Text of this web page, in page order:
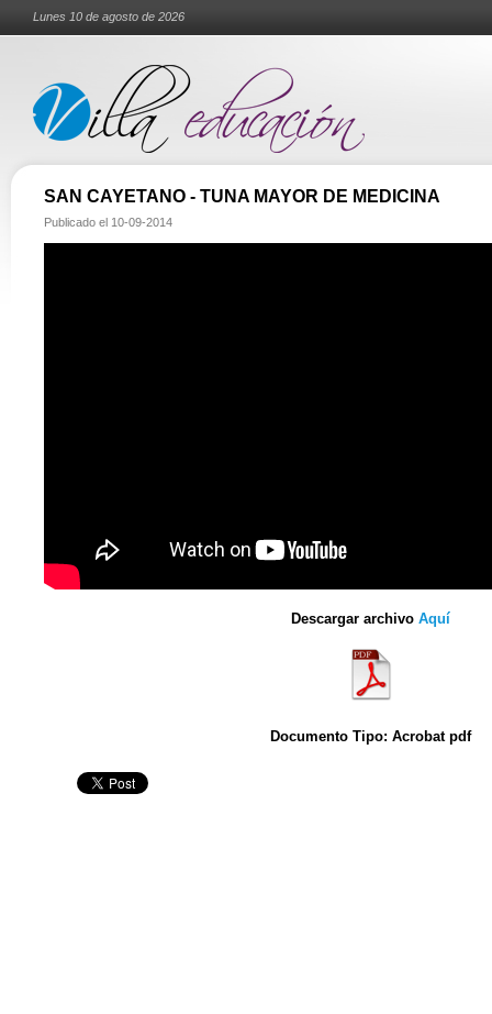
Lunes 10 de agosto de 2026
SAN CAYETANO - TUNA MAYOR DE MEDICINA
Publicado el 10-09-2014
Descargar archivo Aquí
Documento Tipo: Acrobat pdf